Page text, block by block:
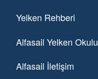
Yelken Rehberi
Alfasail Yelken Okulu
Alfasail İletişim